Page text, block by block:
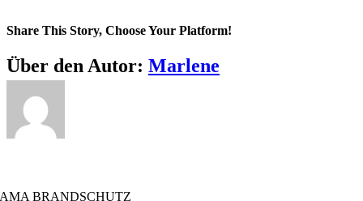
Share This Story, Choose Your Platform!
Facebook
X
Reddit
LinkedIn
WhatsApp
Tumblr
Pinterest
Vk
E-
Mail
Über den Autor: Marlene
AMA BRANDSCHUTZ